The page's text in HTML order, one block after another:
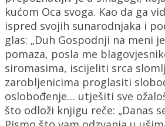
kućom Oca svoga. Kao da ga
ispred svojih sunarodnjaka i
glas: „Duh Gospodnji na meni
pomaza, posla me
siromasima, iscijeliti srca
zarobljenicima proglasiti
oslobođenje… utješiti sve
što odloži knjigu reče: „Danas